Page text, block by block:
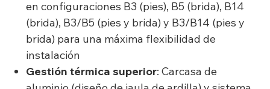
en configuraciones B3 (pies), B5 (brida), B14
(brida), B3/B5 (pies y brida) y B3/B14 (pies y
brida) para una máxima flexibilidad de
instalación
Gestión térmica superior: Carcasa de